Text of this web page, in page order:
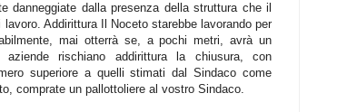
danneggiate dalla presenza della struttura che il
Addirittura Il Noceto starebbe lavorando per
mai otterrà se, a pochi metri, avrà un
aziende rischiano addirittura la chiusura, con
superiore a quelli stimati dal Sindaco come
comprate un pallottoliere al vostro Sindaco.